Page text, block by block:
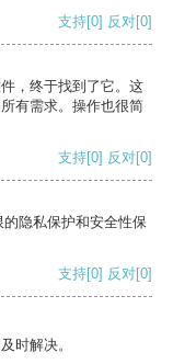
支持[0] 反对[0]
，终于找到了它。这
有需求。操作也很简
支持[0] 反对[0]
隐私保护和安全性保
支持[0] 反对[0]
时解决。